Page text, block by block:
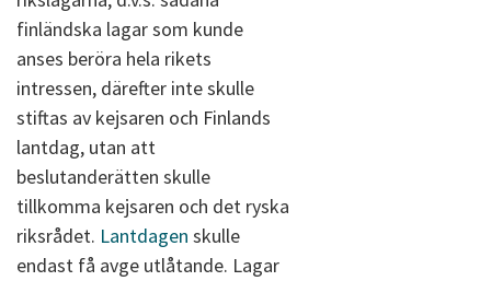
finländska lagar som kunde
anses beröra hela rikets
intressen, därefter inte skulle
stiftas av kejsaren och Finlands
lantdag, utan att
beslutanderätten skulle
tillkomma kejsaren och det ryska
riksrådet. Lantdagen skulle
endast få avge utlåtande. Lagar